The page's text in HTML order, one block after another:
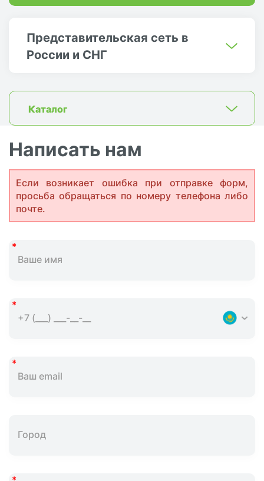
Представительская сеть в
России и СНГ
Каталог
Написать нам
Если возникает ошибка при отправке форм,
просьба обращаться по номеру телефона либо
почте.